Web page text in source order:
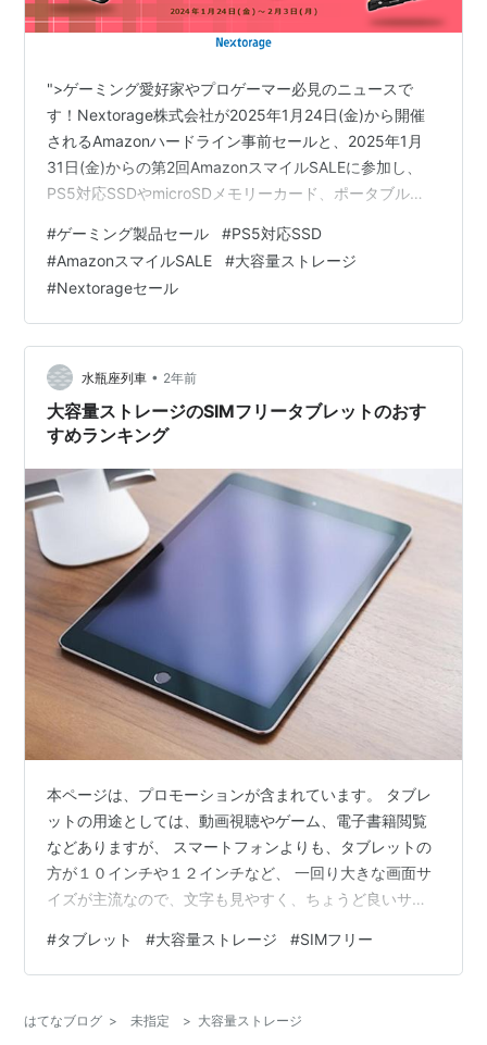
">ゲーミング愛好家やプロゲーマー必見のニュースで
す！Nextorage株式会社が2025年1月24日(金)から開催
されるAmazonハードライン事前セールと、2025年1月
31日(金)からの第2回AmazonスマイルSALEに参加し、
PS5対応SSDやmicroSDメモリーカード、ポータブル
します。 "> セール期間は1月24日から2月3日までの11日
間！この機会を逃さず、高性能ストレージ製品をお得に
ゲットしましょう。 注目のセール情報と開催期間
Amazonハードライン事前セール 第2回Amazonスマイル
SALE セール対象製品の見…
#ゲーミング製品セール #PS5対応SSD
#AmazonスマイルSALE #大容量ストレージ
#Nextorageセール
水瓶座列車 • 2年前
大容量ストレージのSIMフリータブレットのおす
すめランキング
本ページは、プロモーションが含まれています。 タブレ
ットの用途としては、動画視聴やゲーム、電子書籍閲覧
などありますが、 スマートフォンよりも、タブレットの
方が１０インチや１２インチなど、 一回り大きな画面サ
イズが主流なので、文字も見やすく、ちょうど良いサイ
で、持ち歩きも便利です。 使い勝手が良いタブレットで
もストレージのサイズが32GBや64GBだと、 複数のゲー
杯になり、 ゲームアプリのインストールをあきらめるこ
#タブレット #大容量ストレージ #SIMフリー
はてなブログ > 未指定 > 大容量ストレージ